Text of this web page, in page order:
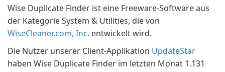
Wise Duplicate Finder ist eine Freeware-Software aus
der Kategorie System & Utilities, die von
WiseCleaner.com, Inc. entwickelt wird.
Die Nutzer unserer Client-Applikation UpdateStar
haben Wise Duplicate Finder im letzten Monat 1.131